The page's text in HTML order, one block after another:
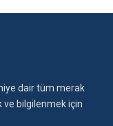
dair tüm merak
ve bilgilenmek için